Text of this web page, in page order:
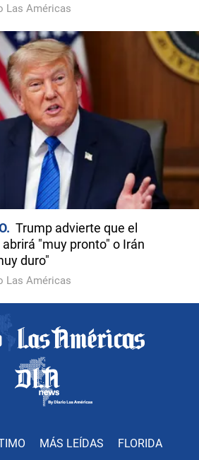
Las Américas
Trump advierte que el
"muy pronto" o Irán
duro"
Las Américas
MÁS LEÍDAS FLORIDA